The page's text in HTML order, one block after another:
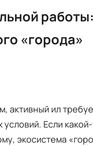
«города»
активный ил
Если
экосистема